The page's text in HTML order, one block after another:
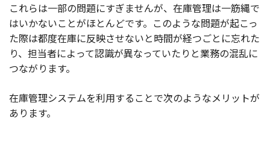
これらは一部の問題にすぎませんが、在庫管理は一筋縄で
はいかないことがほとんどです。このような問題が起こっ
た際は都度在庫に反映させないと時間が経つごとに忘れた
り、担当者によって認識が異なっていたりと業務の混乱に
つながります。
在庫管理システムを利用することで次のようなメリットが
あります。